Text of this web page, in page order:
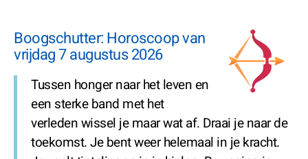
Boogschutter: Horoscoop van
vrijdag 7 augustus 2026
Tussen honger naar het leven en
een sterke band met het
verleden wissel je maar wat af. Draai je naar de
toekomst. Je bent weer helemaal in je kracht.